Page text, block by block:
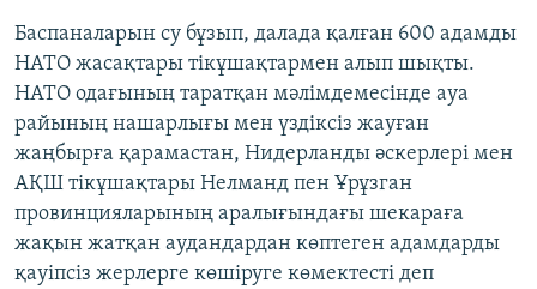
Search
ӘЛЕМ
АРНАЙЫ ЖОБАЛАР
Русский
ЖАЗЫЛЫҢЫЗ
Баспаналарын су бұзып, далада қалған 600 адамды
НАТО жасақтары тікұшақтармен алып шықты.
НАТО одағының таратқан мәлімдемесінде ауа
райының нашарлығы мен үздіксіз жауған
жаңбырға қарамастан, Нидерланды әскерлері мен
АҚШ тікұшақтары Нелманд пен Ұрұзган
провинцияларының аралығындағы шекараға
жақын жатқан аудандардан көптеген адамдарды
қауіпсіз жерлерге көшіруге көмектесті деп